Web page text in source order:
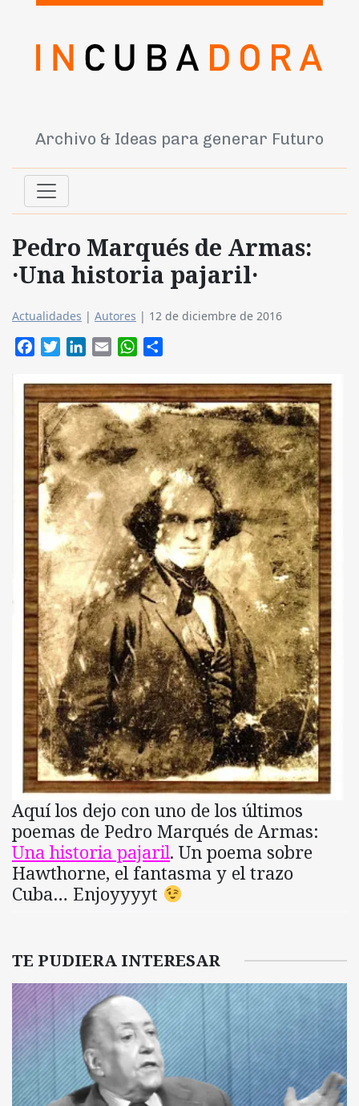
Archivo & Ideas para generar Futuro
Pedro Marqués de Armas:
·Una historia pajaril·
Actualidades | Autores | 12 de diciembre de 2016
FacebookTwitterLinkedIn
Email WhatsApp
Aquí los dejo con uno de los últimos
poemas de Pedro Marqués de Armas:
Una historia pajaril. Un poema sobre
Hawthorne, el fantasma y el trazo
Cuba… Enjoyyyyt
TE PUDIERA INTERESAR